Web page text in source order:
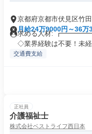
京都府京都市伏見区竹
月給24万9000円～36万
求める人材:
◇業界経験は不要！未経
交通費支給
正社員
介護福祉士
株式会社ベストライフ西日本